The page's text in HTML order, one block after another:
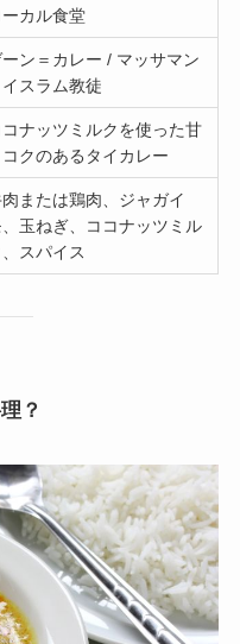
ーカル食堂
ン＝カレー / マッサマン
イスラム教徒
コナッツミルクを使った甘
コクのあるタイカレー
または鶏肉、ジャガイ
、玉ねぎ、ココナッツミル
スパイス
？